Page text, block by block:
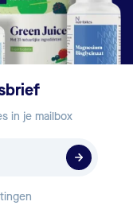
in je mailbox